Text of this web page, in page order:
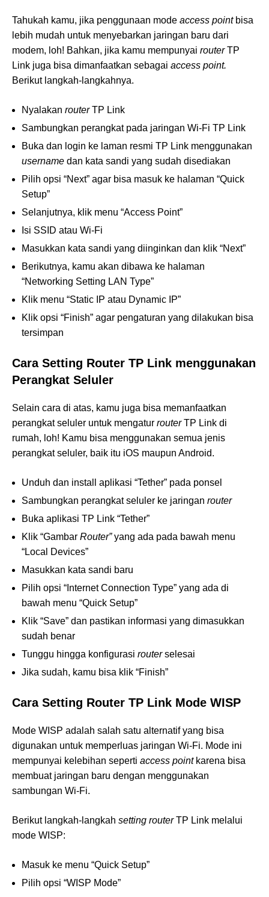
Tahukah kamu, jika penggunaan mode access point bisa
lebih mudah untuk menyebarkan jaringan baru dari
modem, loh! Bahkan, jika kamu mempunyai routerTP
Link juga bisa dimanfaatkan sebagai access point.
Berikut langkah-langkahnya.
Nyalakan routerTP Link
Sambungkan perangkat pada jaringan Wi-Fi TP Link
Buka dan login ke laman resmi TP Link menggunakan
username dan kata sandi yang sudah disediakan
Pilih opsi “Next” agar bisa masuk ke halaman “Quick
Setup”
Selanjutnya, klik menu “Access Point”
Isi SSID atau Wi-Fi
Masukkan kata sandi yang diinginkan dan klik “Next”
Berikutnya, kamu akan dibawa ke halaman
“Networking Setting LAN Type”
Klik menu “Static IP atau Dynamic IP”
Klik opsi “Finish” agar pengaturan yang dilakukan bisa
tersimpan
Cara Setting Router TP Link menggunakan
Perangkat Seluler
Selain cara di atas, kamu juga bisa memanfaatkan
perangkat seluler untuk mengatur routerTP Link di
rumah, loh! Kamu bisa menggunakan semua jenis
perangkat seluler, baik itu iOS maupun Android.
Unduh dan install aplikasi “Tether” pada ponsel
Sambungkan perangkat seluler ke jaringan router
Buka aplikasi TP Link “Tether”
Klik “Gambar Router”yang ada pada bawah menu
“Local Devices”
Masukkan kata sandi baru
Pilih opsi “Internet Connection Type” yang ada di
bawah menu “Quick Setup”
Klik “Save” dan pastikan informasi yang dimasukkan
sudah benar
Tunggu hingga konfigurasi routerselesai
Jika sudah, kamu bisa klik “Finish”
Cara Setting Router TP Link Mode WISP
Mode WISP adalah salah satu alternatif yang bisa
digunakan untuk memperluas jaringan Wi-Fi. Mode ini
mempunyai kelebihan seperti access point karena bisa
membuat jaringan baru dengan menggunakan
sambungan Wi-Fi.
Berikut langkah-langkah setting routerTP Link melalui
mode WISP:
Masuk ke menu “Quick Setup”
Pilih opsi “WISP Mode”